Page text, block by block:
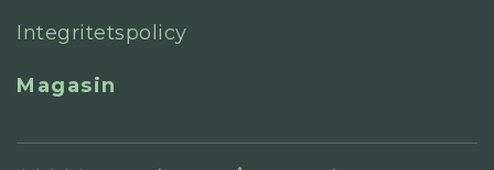
Integritetspolicy
Magasin